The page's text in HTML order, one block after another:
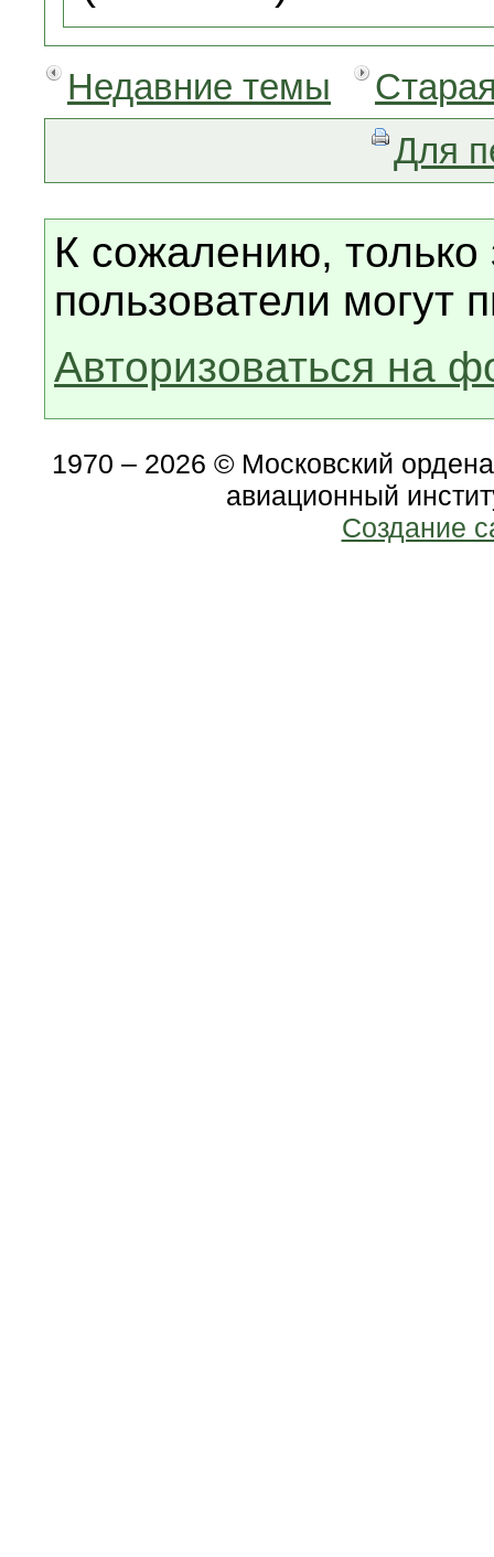
Недавние темы
Для
К сожалению, только
пользователи могут
Авторизоваться на
1970 – 2026 © Московский
авиационный
Создание